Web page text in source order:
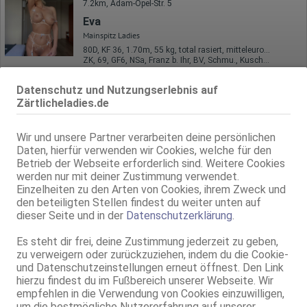
Datenschutz und Nutzungserlebnis auf
Zärtlicheladies.de
Wir und unsere Partner verarbeiten deine persönlichen
Daten, hierfür verwenden wir Cookies, welche für den
Betrieb der Webseite erforderlich sind. Weitere Cookies
werden nur mit deiner Zustimmung verwendet.
Einzelheiten zu den Arten von Cookies, ihrem Zweck und
den beteiligten Stellen findest du weiter unten auf
dieser Seite und in der Datenschutzerklärung
Es steht dir frei, deine Zustimmung jederzeit zu geben,
zu verweigern oder zurückzuziehen, indem du die Cookie-
und Datenschutzeinstellungen erneut öffnest. Den Link
hierzu findest du im Fußbereich unserer Webseite. Wir
empfehlen in die Verwendung von Cookies einzuwilligen,
7.2km, Adam-Opel-Str. 5
Eva
Mainspitz Ladies
Ginsheim-Gustavsburg
7.2km, Adam-Opel-Str. 5
Stella-ZK & GF6
33 Jahre, 85D, KF 38, 1.74m, teilrasiert, osteuropäisch
ZK, 69, GF6, DT, NSa, Franz b. Ihr, BV
Ginsheim-Gustavsburg
7.2km, Adam-Opel-Str. 5
ZAFIRA - Sq*rting -Queen
30 Jahre, 90D, KF 38, 1.65m, 65 kg, total rasiert, osteuropäisch
ZK, AV, 69, GF6, NSa, Franz b. Ihr, BV
Ginsheim-Gustavsburg
8.2km, Am Mainufer 14a